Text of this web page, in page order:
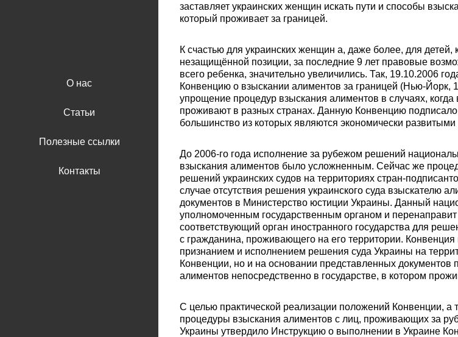
О нас
Статьи
Полезные ссылки
Контакты
заставляет украинских женщин искать пути и способы
который проживает за границей.
К счастью для украинских женщин а, даже более, для
незащищённой позиции, за последние 9 лет правовые
всего ребенка, значительно увеличились. Так, 19.10.2006
Конвенцию о взыскании алиментов за границей (Нью-Йорк,
упрощение процедур взыскания алиментов в случаях,
проживают в разных странах. Данную Конвенцию подписало
большинство из которых являются экономически развитыми
До 2006-го года исполнение за рубежом решений
взыскания алиментов было усложненным. Сейчас же
решений украинских судов на территориях стран-
случае отсутствия решения украинского суда взыскателю
документов в Министерство юстиции Украины. Данный
уполномоченным государственным органом и перенаправит
соответствующий орган иностранного государства для
с гражданина, проживающего на его территории. Конвенция
признанием и исполнением решения суда Украины на
Конвенции, но и на основании представленных документов
алиментов непосредственно в государстве, в котором
С целью практической реализации положений Конвенции, а
процедуры взыскания алиментов с лиц, проживающих за
Украины утвердило Инструкцию о выполнении в Украине